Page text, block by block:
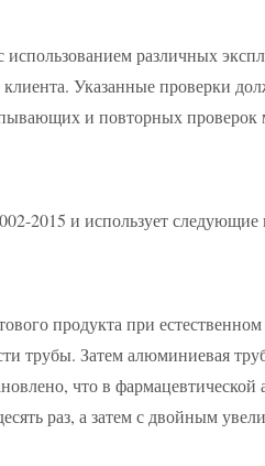
использованием различных
Указанные проверки
и повторных
2015 и использует
продукта при естественном
трубы. Затем алюминиевая
что в
раз, а затем с двойным